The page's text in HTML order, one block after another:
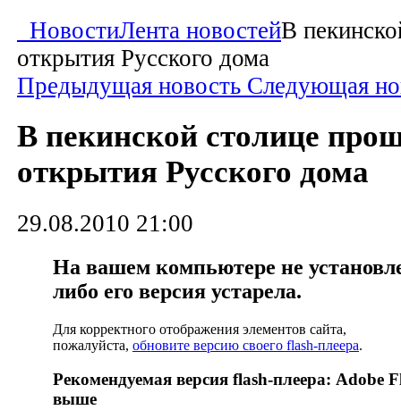
НовостиЛента новостейВ
открытия Русского дома
Предыдущая новость Следующая
В пекинской столице
открытия Русского дома
29.08.2010 21:00
На вашем компьютере не
либо его версия устарела.
Для корректного отображения элементов сайта,
пожалуйста, обновите версию своего flash-плеера.
Рекомендуемая версия flash-плеера: Adobe
выше